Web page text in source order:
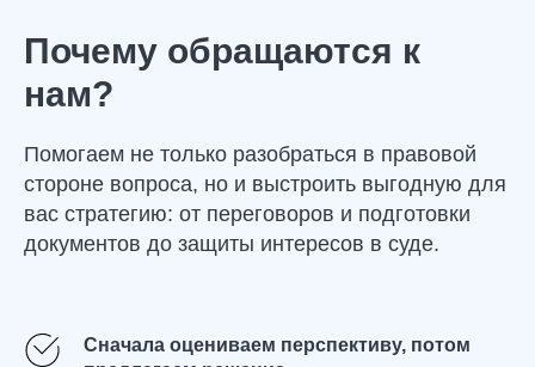
Почему обращаются к
нам?
Помогаем не только разобраться в правовой
стороне вопроса, но и выстроить выгодную для
вас стратегию: от переговоров и подготовки
документов до защиты интересов в суде.
Сначала оцениваем перспективу, потом
Договор
Опыт работы